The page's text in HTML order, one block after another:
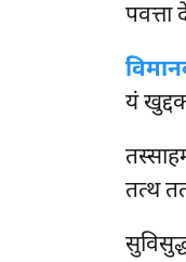
यं
तत्थ